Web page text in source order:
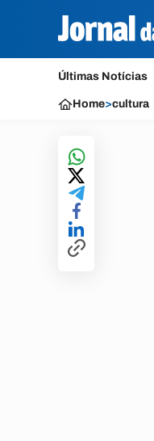
Últimas Notícias
Home>cultura